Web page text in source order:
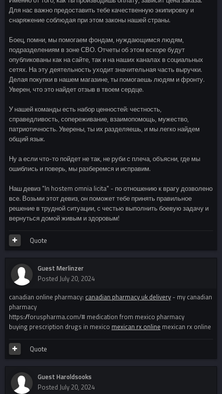
Для нас важно предоставить тебе качественную экипировку и
снаряжение соблюдая при этом законы нашей страны.
Боец, помни, мы помогаем фондам, нуждающимся людям,
подразделениям в зоне СВО. Отчеты об этом вскоре будут
опубликованы как на сайте, так и на наших каналах в социальных
сетях. На эту деятельность уходит значительная часть выручки.
Делая покупки в нашем магазине, ты помогаешь людям и фронту.
Уверен, что это найдет отзыв в твоем сердце.
У нашей команды есть набор ценностей: честность,
справедливость, сопереживание, взаимопомощь, мужество,
патриотичность. Уверены, ты их разделяешь, и мы легко найдем
общий язык.
Ну а если что-то пойдет не так, не руби с плеча, объясни, где мы
ошиблись и поверь, мы разберемся и исправим.
Наш девиз "In hostem omnia licita" - по отношению к врагу дозволено
все. Возьми этот девиз, он поможет тебе принять правильное
решение в трудной ситуации, с честью выполнить боевую задачу и
вернуться домой живым и здоровым!
Quote
Guest Merlinzer
Posted July 20, 2024
canadian online pharmacy: canadian pharmacy uk delivery - my canadian
pharmacy
https://foruspharma.com/# medication from mexico pharmacy
buying prescription drugs in mexico mexican rx online mexican rx online
Quote
Guest Haroldsooks
Posted July 20, 2024